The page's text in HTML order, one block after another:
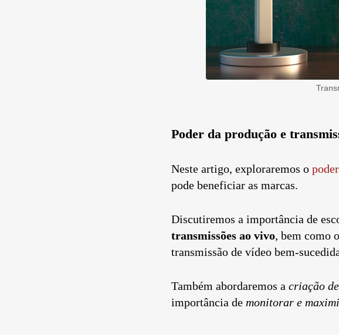
Poder da produção e
Neste artigo, exploraremos o
pode beneficiar as marcas.
Discutiremos a importância de
transmissões ao vivo, bem como
transmissão de vídeo bem-
Também abordaremos a criação
importância de monitorar e